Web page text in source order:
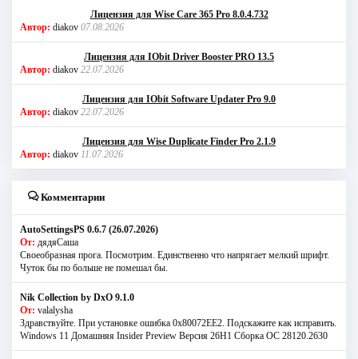
Лицензия для Wise Care 365 Pro 8.0.4.732
Автор: diakov 07.08.2026
Лицензия для IObit Driver Booster PRO 13.5
Автор: diakov 22.07.2026
Лицензия для IObit Software Updater Pro 9.0
Автор: diakov 22.07.2026
Лицензия для Wise Duplicate Finder Pro 2.1.9
Автор: diakov 11.07.2026
Комментарии
AutoSettingsPS 0.6.7 (26.07.2026)
От: дядяСаша
Своеобразная прога. Посмотрим. Единственно что напрягает мелкий шрифт.
Чуток бы по больше не помешал бы.
Nik Collection by DxO 9.1.0
От: valalysha
Здравствуйте. При установке ошибка 0х80072EE2. Подскажите как исправить.
Windows 11 Домашняя Insider Preview Версия 26H1 Сборка ОС 28120.2630